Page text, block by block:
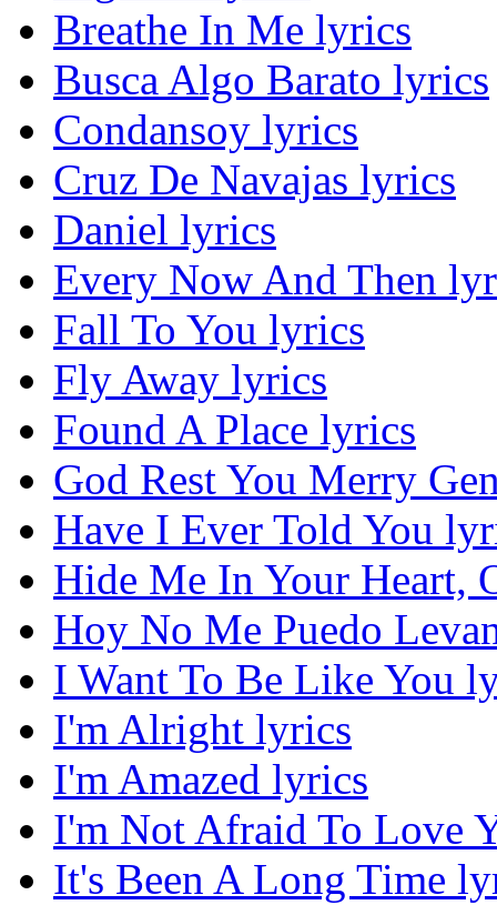
Breathe In Me lyrics
Busca Algo Barato lyrics
Condansoy lyrics
Cruz De Navajas lyrics
Daniel lyrics
Every Now And Then
Fall To You lyrics
Fly Away lyrics
Found A Place lyrics
God Rest You Merry
Have I Ever Told You
Hide Me In Your Heart,
Hoy No Me Puedo
I Want To Be Like You
I'm Alright lyrics
I'm Amazed lyrics
I'm Not Afraid To Love
It's Been A Long Time